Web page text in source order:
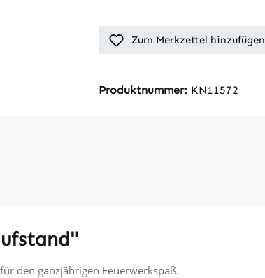
Zum Merkzettel hinzufügen
Produktnummer: KN11572
den ganzjährigen Feuerwerkspaß.